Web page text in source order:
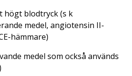
högt blodtryck (s k
medel, angiotensin II-
hämmare)
medel som också används